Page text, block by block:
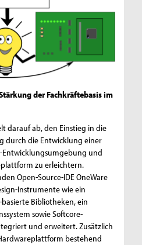
der Fachkräftebasis im
darauf ab, den Einstieg in die
durch die Entwicklung einer
Entwicklungsumgebung und
zu erleichtern.
Open-Source-IDE OneWare
Instrumente wie ein
Bibliotheken, ein
sowie Softcore-
und erweitert. Zusätzlich
bestehend